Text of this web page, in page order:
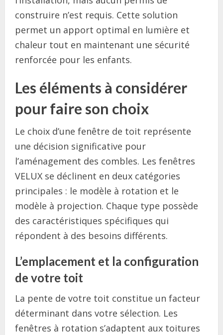
construire n’est requis. Cette solution
permet un apport optimal en lumière et
chaleur tout en maintenant une sécurité
renforcée pour les enfants.
Les éléments à considérer
pour faire son choix
Le choix d’une fenêtre de toit représente
une décision significative pour
l’aménagement des combles. Les fenêtres
VELUX se déclinent en deux catégories
principales : le modèle à rotation et le
modèle à projection. Chaque type possède
des caractéristiques spécifiques qui
répondent à des besoins différents.
L’emplacement et la configuration
de votre toit
La pente de votre toit constitue un facteur
déterminant dans votre sélection. Les
fenêtres à rotation s’adaptent aux toitures